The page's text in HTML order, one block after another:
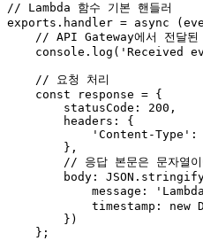
// Lambda 함수 기본 핸들러
exports . handler = async
// API Gateway에서 전달된
console . log ( 'Received
// 요청 처리
const response = {
statusCode : 200 ,
headers : {
'Content-Type' :
        },
// 응답 본문은 문자열
body : JSON .
message :
timestamp : new
        })
    };